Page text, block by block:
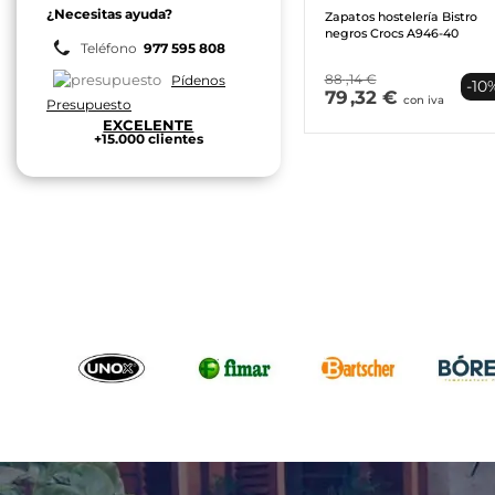
Zapatos hostelería Bistro
negros Crocs A946-40
88 ,14 €
79,32 € con iva
-
¿Necesitas ayuda?
Teléfono 977 595 808
Pídenos
Presupuesto
EXCELENTE
+15.000 clientes